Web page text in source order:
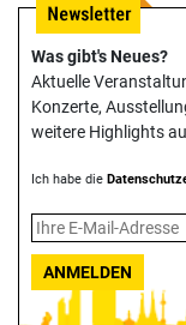
Was gibt's Neues?
Aktuelle
Konzerte,
weitere Highlights
Ich habe die
ANMELDEN